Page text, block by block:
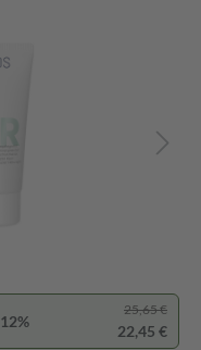
25,65 €
22,45 €